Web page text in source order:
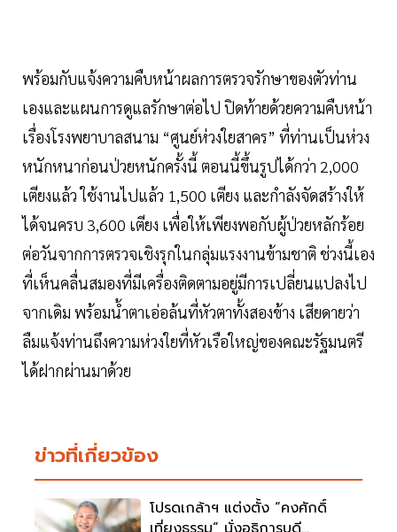
พร้อมกับแจ้งความคืบหน้าผลการตรวจรักษาของตัวท่าน
เองและแผนการดูแลรักษาต่อไป ปิดท้ายด้วยความคืบหน้า
เรื่องโรงพยาบาลสนาม “ศูนย์ห่วงใยสาคร” ที่ท่านเป็นห่วง
หนักหนาก่อนป่วยหนักครั้งนี้ ตอนนี้ขึ้นรูปได้กว่า 2,000
เตียงแล้ว ใช้งานไปแล้ว 1,500 เตียง และกำลังจัดสร้างให้
ได้จนครบ 3,600 เตียง เพื่อให้เพียงพอกับผู้ป่วยหลักร้อย
ต่อวันจากการตรวจเชิงรุกในกลุ่มแรงงานข้ามชาติ ช่วงนี้เอง
ที่เห็นคลื่นสมองที่มีเครื่องติดตามอยู่มีการเปลี่ยนแปลงไป
จากเดิม พร้อมน้ำตาเอ่อล้นที่หัวตาทั้งสองข้าง เสียดายว่า
ลืมแจ้งท่านถึงความห่วงใยที่หัวเรือใหญ่ของคณะรัฐมนตรี
ได้ฝากผ่านมาด้วย
ข่าวที่เกี่ยวข้อง
โปรดเกล้าฯ แต่งตั้ง “คงศักดิ์